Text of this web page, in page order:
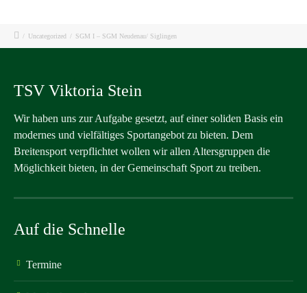
/ Uncategorized / SGM I – SGM Neudenau/ Siglingen
TSV Viktoria Stein
Wir haben uns zur Aufgabe gesetzt, auf einer soliden Basis ein
modernes und vielfältiges Sportangebot zu bieten. Dem
Breitensport verpflichtet wollen wir allen Altersgruppen die
Möglichkeit bieten, in der Gemeinschaft Sport zu treiben.
Auf die Schnelle
Termine